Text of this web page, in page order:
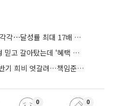
기업미소재단 공급 실적 제각각⋯달성률 최대 17배 차이
‘혜택 반토막’…심사 오류에 가입자 혼선
4대 금융 부동산신탁사, 상반기 희비 엇갈려…책임준공 손실 반영 시점이 갈랐다
0 0